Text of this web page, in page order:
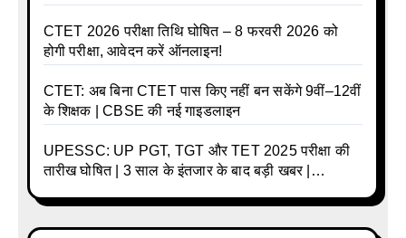
CTET 2026 परीक्षा तिथि घोषित – 8 फरवरी 2026 को
होगी परीक्षा, आवेदन करें ऑनलाइन!
CTET: अब बिना CTET पास किए नहीं बन सकेंगे 9वीं–12वीं
के शिक्षक | CBSE की नई गाइडलाइन
UPESSC: UP PGT, TGT और TET 2025 परीक्षा की
तारीख घोषित | 3 साल के इंतजार के बाद बड़ी खबर |